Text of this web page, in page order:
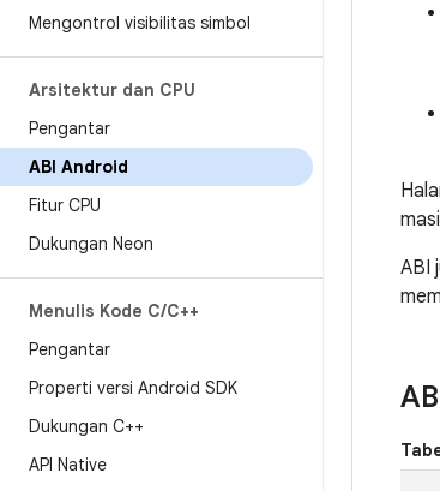
Mengontrol visibilitas simbol
Arsitektur dan CPU
Pengantar
ABI Android
Fitur CPU
Dukungan Neon
Menulis Kode C/C++
Pengantar
Properti versi Android SDK
Dukungan C++
API Native
ABI